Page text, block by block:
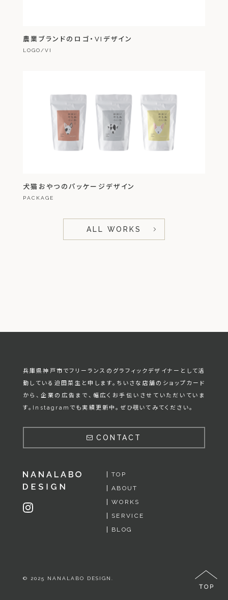
農業ブランドのロゴ・VIデザイン
LOGO/VI
犬猫おやつのパッケージデザイン
PACKAGE
ALL WORKS
兵庫県神戸市でフリーランスのグラフィックデザイナーとして活
動している迫田菜生と申します。 ちいさな店舗のショップカード
から、企業の広告まで、幅広くお手伝いさせていただいていま
す。Instagramでも実績更新中。ぜひ覗いてみてください。
CONTACT
TOP
ABOUT
WORKS
SERVICE
BLOG
© 2025 NANALABO DESIGN.